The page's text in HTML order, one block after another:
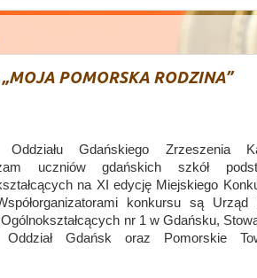
POMORSKA RODZINA”
Gdańskiego Zrzeszenia
uczniów gdańskich szkół
na XI edycję Miejskiego
konkursu są
Ogólnokształcących nr 1 w Gdańsku,
Gdańsk oraz Pomorskie